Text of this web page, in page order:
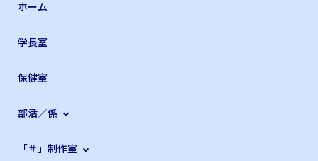
ホーム
学長室
保健室
部活／係
「＃」制作室